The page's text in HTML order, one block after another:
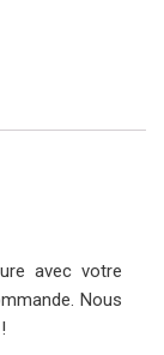
avec votre
Nous